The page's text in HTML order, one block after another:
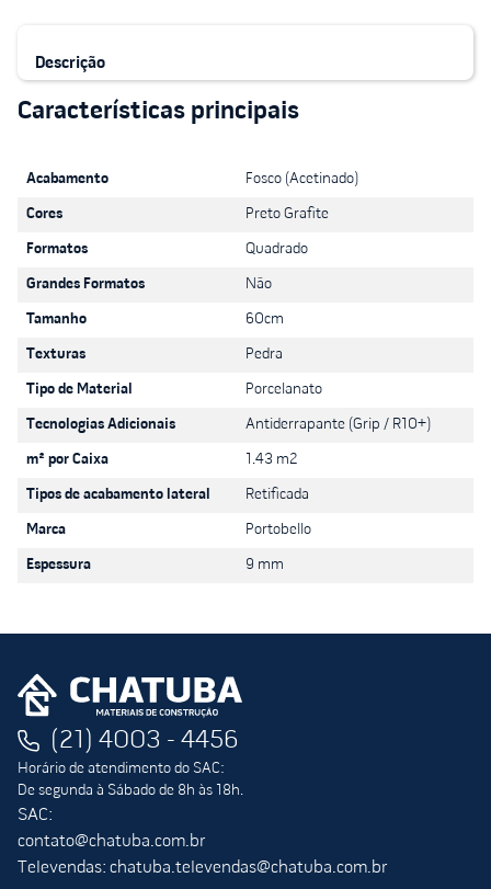
Descrição
Acabamento Fosco (Acetinado)
Cores Preto Grafite
Formatos Quadrado
Grandes Formatos Não
Tamanho 60cm
Texturas Pedra
Tipo de Material Porcelanato
Tecnologias Adicionais Antiderrapante (Grip / R10+)
m² por Caixa 1.43 m2
Tipos de acabamento lateral Retificada
Marca Portobello
Espessura 9 mm
(21) 4003 - 4456
Horário de atendimento do SAC:
De segunda à Sábado de 8h às 18h.
SAC:
contato@chatuba.com.br
Televendas: chatuba.televendas@chatuba.com.br